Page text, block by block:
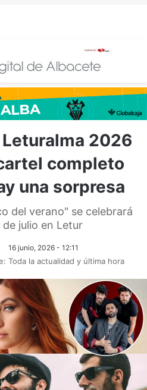
2026
completo
una sorpresa
del verano" se celebrará
de julio en Letur
16 junio, 2026 - 12:11
Toda la actualidad y última hora